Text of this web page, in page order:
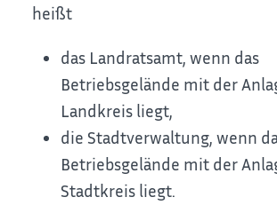
heißt
das Landratsamt, wenn das
Betriebsgelände mit der
Landkreis liegt,
die Stadtverwaltung, wenn
Betriebsgelände mit der
Stadtkreis liegt.